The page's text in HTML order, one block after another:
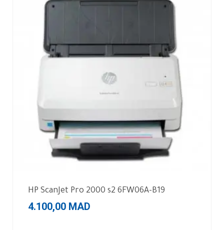
HP ScanJet Pro 2000 s2 6FW06A-B19
4.100,00 MAD